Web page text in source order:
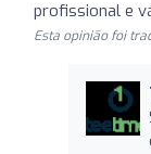
profissional e
Esta opinião foi